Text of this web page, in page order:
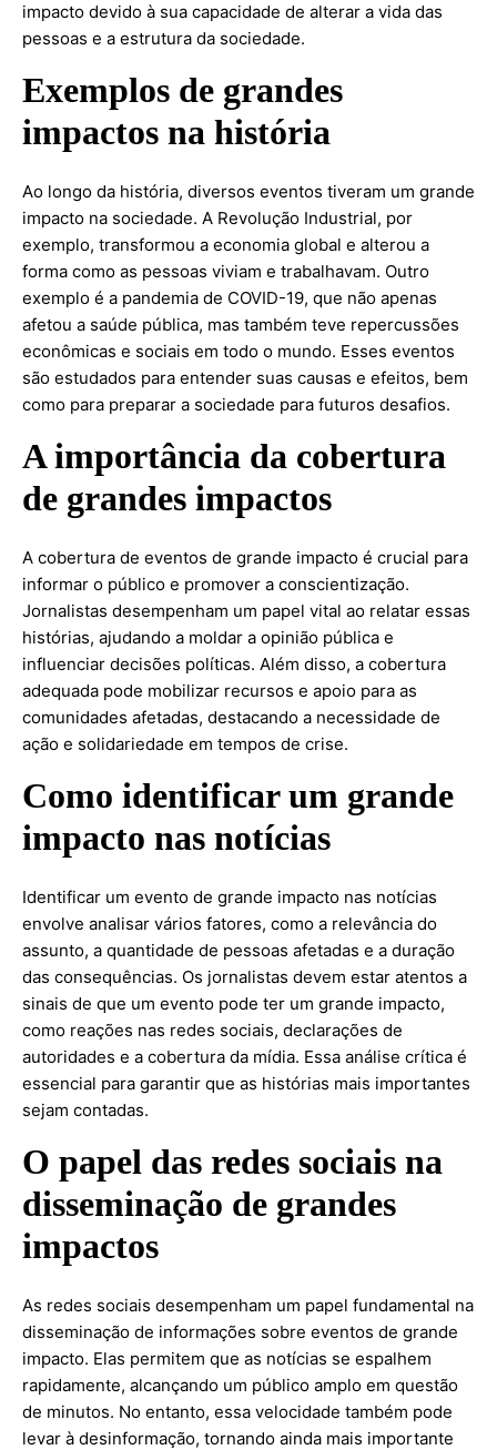
impacto devido à sua capacidade de alterar a vida das
pessoas e a estrutura da sociedade.
Exemplos de grandes
impactos na história
Ao longo da história, diversos eventos tiveram um grande
impacto na sociedade. A Revolução Industrial, por
exemplo, transformou a economia global e alterou a
forma como as pessoas viviam e trabalhavam. Outro
exemplo é a pandemia de COVID-19, que não apenas
afetou a saúde pública, mas também teve repercussões
econômicas e sociais em todo o mundo. Esses eventos
são estudados para entender suas causas e efeitos, bem
como para preparar a sociedade para futuros desafios.
A importância da cobertura
de grandes impactos
A cobertura de eventos de grande impacto é crucial para
informar o público e promover a conscientização.
Jornalistas desempenham um papel vital ao relatar essas
histórias, ajudando a moldar a opinião pública e
influenciar decisões políticas. Além disso, a cobertura
adequada pode mobilizar recursos e apoio para as
comunidades afetadas, destacando a necessidade de
ação e solidariedade em tempos de crise.
Como identificar um grande
impacto nas notícias
Identificar um evento de grande impacto nas notícias
envolve analisar vários fatores, como a relevância do
assunto, a quantidade de pessoas afetadas e a duração
das consequências. Os jornalistas devem estar atentos a
sinais de que um evento pode ter um grande impacto,
como reações nas redes sociais, declarações de
autoridades e a cobertura da mídia. Essa análise crítica é
essencial para garantir que as histórias mais importantes
sejam contadas.
O papel das redes sociais na
disseminação de grandes
impactos
As redes sociais desempenham um papel fundamental na
disseminação de informações sobre eventos de grande
impacto. Elas permitem que as notícias se espalhem
rapidamente, alcançando um público amplo em questão
de minutos. No entanto, essa velocidade também pode
levar à desinformação, tornando ainda mais importante